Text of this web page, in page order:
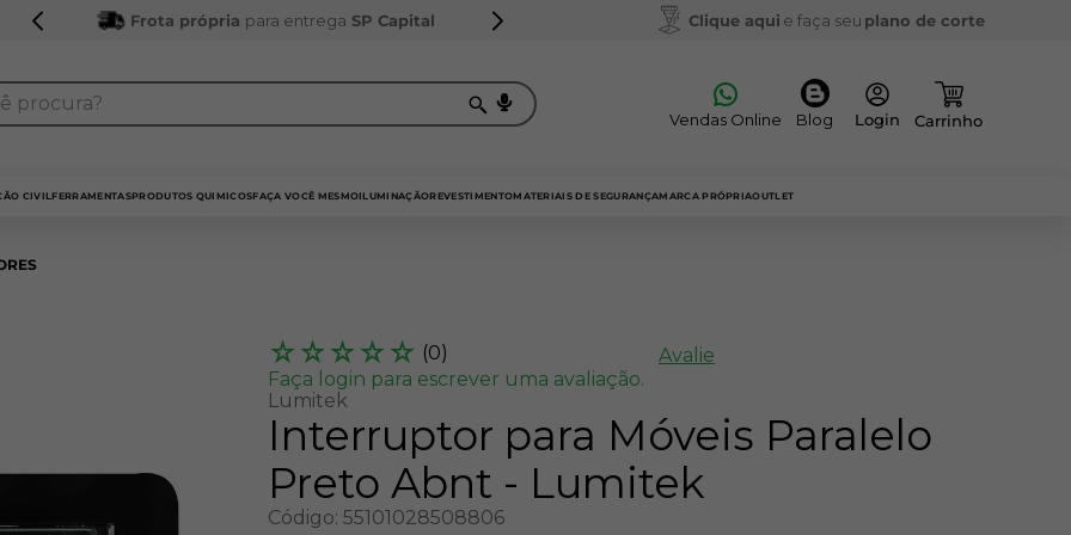
Frota própria para entrega SP Capital Clique aqui e faça seu plano de corte
Vendas Online Blog
CIVILFERRAMENTASPRODUTOS QUIMICOSFAÇA VOCÊ MESMOILUMINAÇÃOREVESTIMENTOMATERIAIS DE SEGURANÇAMARCA PRÓPRIAOUTLET
☆ ☆ ☆ ☆ ☆ (0)
Faça login para escrever uma avaliação.
Avalie
Lumitek
Interruptor para Móveis Paralelo
Preto Abnt - Lumitek
Código: 55101028508806
1º
sarrafo
5º
napa
6º
7º
bagum
8º
mdf a4
9 º
pinus